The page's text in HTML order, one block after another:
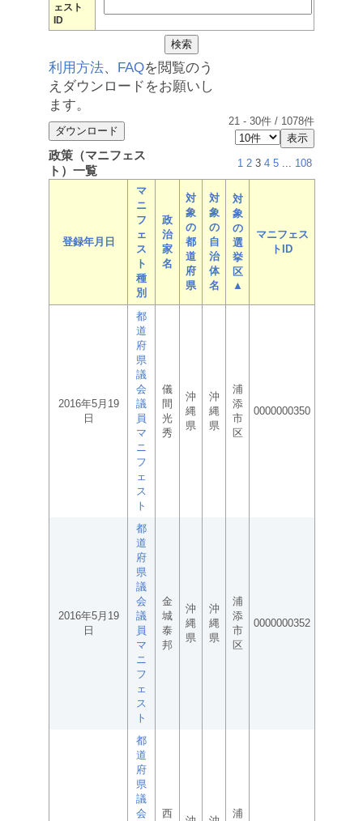
ェスト
ID
利用方法、 FAQを閲覧のう
えダウンロードをお願いし
ます。
21 - 30件 / 1078件
政策（マニフェス
ト）一覧
1 2 3 4 5 ... 108
登録年月日
マ
ニ
フ
ェ
ス
ト
種
別
政
治
家
名
対
象
の
都
道
府
県
対
象
の
自
治
体
名
対
象
の
選
挙
区
▲
マニフェス
トID
2016年5月19
日
都
道
府
県
議
会
議
員
マ
ニ
フ
ェ
ス
ト
儀
間
光
秀
沖
縄
県
沖
縄
県
浦
添
市
区
0000000350
2016年5月19
日
都
道
府
県
議
会
議
員
マ
ニ
フ
ェ
ス
ト
金
城
泰
邦
沖
縄
県
沖
縄
県
浦
添
市
区
0000000352
都
道
府
県
議
会
西 浦